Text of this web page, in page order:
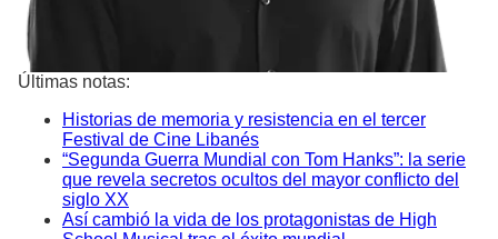
Últimas notas:
Historias de memoria y resistencia en el tercer
Festival de Cine Libanés
“Segunda Guerra Mundial con Tom Hanks”: la serie
que revela secretos ocultos del mayor conflicto del
siglo XX
Así cambió la vida de los protagonistas de High